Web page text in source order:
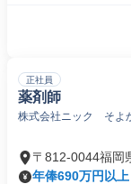
正社員
薬剤師
株式会社ニック そよ
〒812-0044福岡
年俸690万円以上